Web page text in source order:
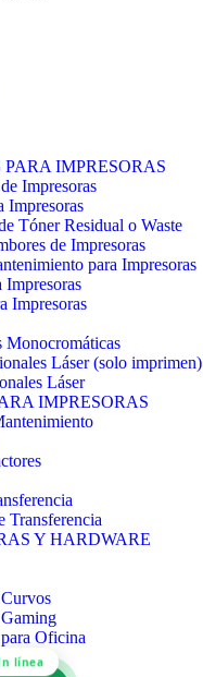
IMPRESORAS
Impresoras
Impresoras
Tóner Residual o Waste
de Impresoras
para Impresoras
Impresoras
Impresoras
Monocromáticas
Láser (solo imprimen)
Láser
IMPRESORAS
Transferencia
Y HARDWARE
Oficina
línea